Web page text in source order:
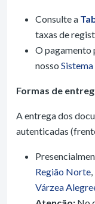
Consulte a
taxas de
O pagamento
nosso Sistema
Formas de
A entrega dos
autenticadas
Região Norte,
Várzea